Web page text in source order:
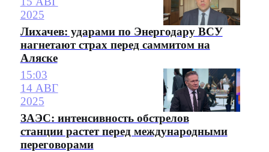
2025
Лихачев: ударами по Энергодару ВСУ
нагнетают страх перед саммитом на
Аляске
15:03
14 АВГ
2025
ЗАЭС: интенсивность обстрелов
станции растет перед международными
переговорами